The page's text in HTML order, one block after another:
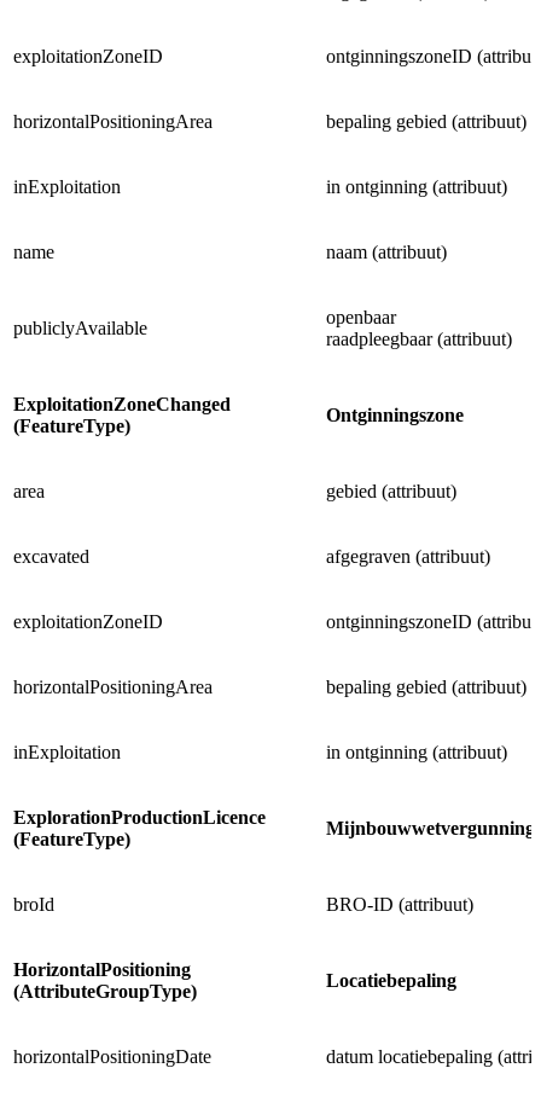
exploitationZoneID ontginningszoneID
horizontalPositioningArea bepaling gebied (attribuut)
inExploitation in ontginning (attribuut)
name naam (attribuut)
publiclyAvailable
openbaar
raadpleegbaar (attribuut)
ExploitationZoneChanged
(FeatureType)
Ontginningszone
area gebied (attribuut)
excavated afgegraven (attribuut)
exploitationZoneID ontginningszoneID
horizontalPositioningArea bepaling gebied (attribuut)
inExploitation in ontginning (attribuut)
ExplorationProductionLicence
(FeatureType)
broId BRO-ID (attribuut)
HorizontalPositioning
(AttributeGroupType)
Locatiebepaling
horizontalPositioningDate datum locatiebepaling